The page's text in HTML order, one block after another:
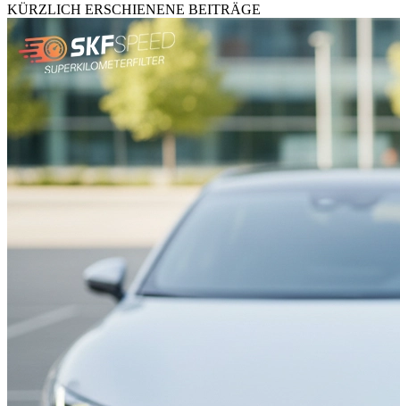
KÜRZLICH ERSCHIENENE BEITRÄGE